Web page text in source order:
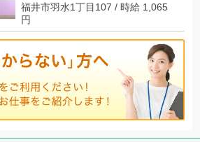
福井市羽水1丁目107 / 時給 1,065
円